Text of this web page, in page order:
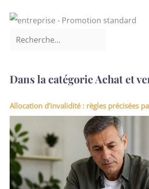
Dans la catégorie Achat et
Allocation d’invalidité : règles précisées